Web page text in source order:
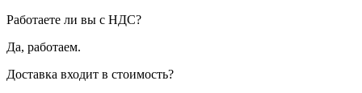
Работаете ли вы с НДС?
Да, работаем.
Доставка входит в стоимость?